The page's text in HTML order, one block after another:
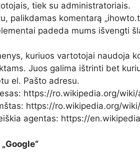
tiek su administratoriais.
palikdamas komentarą
padeda mums išvengti
kuriuos vartotojai naudoja
Juos galima ištrinti bet
el. Pašto adresu.
https://ro.wikipedia.org/wiki/
https://ro.wikipedia.org/
agentas: https://